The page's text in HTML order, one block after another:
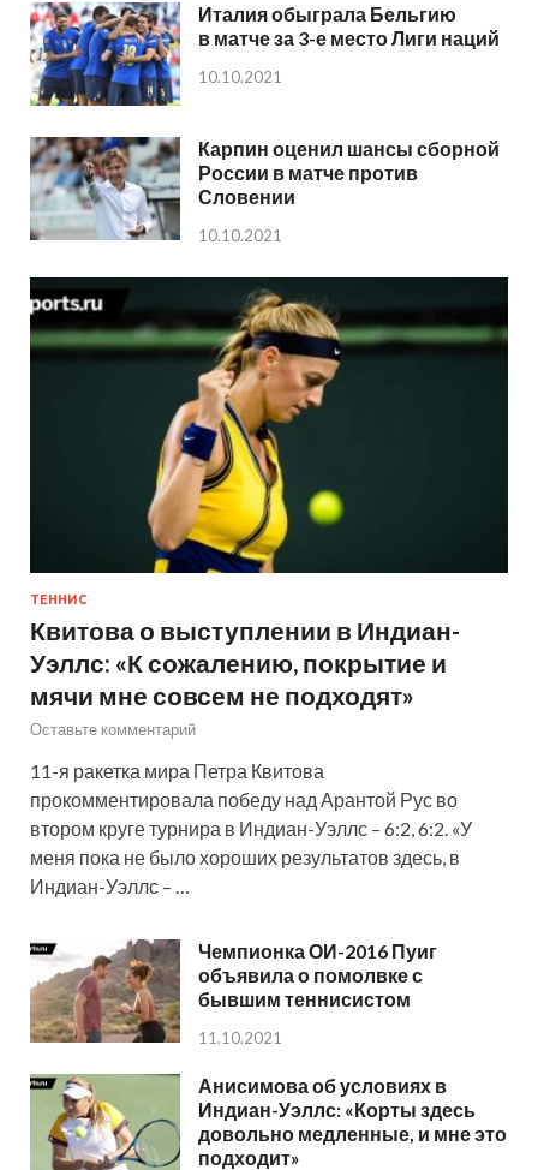
Италия обыграла Бельгию
в матче за 3-е место Лиги наций
10.10.2021
Карпин оценил шансы сборной
России в матче против
Словении
10.10.2021
ТЕННИС
Квитова о выступлении в Индиан-
Уэллс: «К сожалению, покрытие и
мячи мне совсем не подходят»
Оставьте комментарий
11-я ракетка мира Петра Квитова
прокомментировала победу над Арантой Рус во
втором круге турнира в Индиан-Уэллс – 6:2, 6:2. «У
меня пока не было хороших результатов здесь, в
Индиан-Уэллс – …
Чемпионка ОИ-2016 Пуиг
объявила о помолвке с
бывшим теннисистом
11.10.2021
Анисимова об условиях в
Индиан-Уэллс: «Корты здесь
довольно медленные, и мне это
подходит»